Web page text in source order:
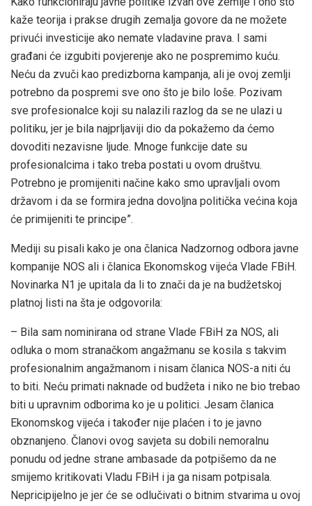
kaže teorija i prakse drugih zemalja govore da ne možete
privući investicije ako nemate vladavine prava. I sami
građani će izgubiti povjerenje ako ne pospremimo kuću.
Neću da zvuči kao predizborna kampanja, ali je ovoj zemlji
potrebno da pospremi sve ono što je bilo loše. Pozivam
sve profesionalce koji su nalazili razlog da se ne ulazi u
politiku, jer je bila najprljaviji dio da pokažemo da ćemo
dovoditi nezavisne ljude. Mnoge funkcije date su
profesionalcima i tako treba postati u ovom društvu.
Potrebno je promijeniti načine kako smo upravljali ovom
državom i da se formira jedna dovoljna politička većina koja
će primijeniti te principe”.
Mediji su pisali kako je ona članica Nadzornog odbora javne
kompanije NOS ali i članica Ekonomskog vijeća Vlade FBiH.
Novinarka N1 je upitala da li to znači da je na budžetskoj
platnoj listi na šta je odgovorila:
– Bila sam nominirana od strane Vlade FBiH za NOS, ali
odluka o mom stranačkom angažmanu se kosila s takvim
profesionalnim angažmanom i nisam članica NOS-a niti ću
to biti. Neću primati naknade od budžeta i niko ne bio trebao
biti u upravnim odborima ko je u politici. Jesam članica
Ekonomskog vijeća i također nije plaćen i to je javno
obznanjeno. Članovi ovog savjeta su dobili nemoralnu
ponudu od jedne strane ambasade da potpišemo da ne
smijemo kritikovati Vladu FBiH i ja ga nisam potpisala.
Nepricipijelno je jer će se odlučivati o bitnim stvarima u ovoj